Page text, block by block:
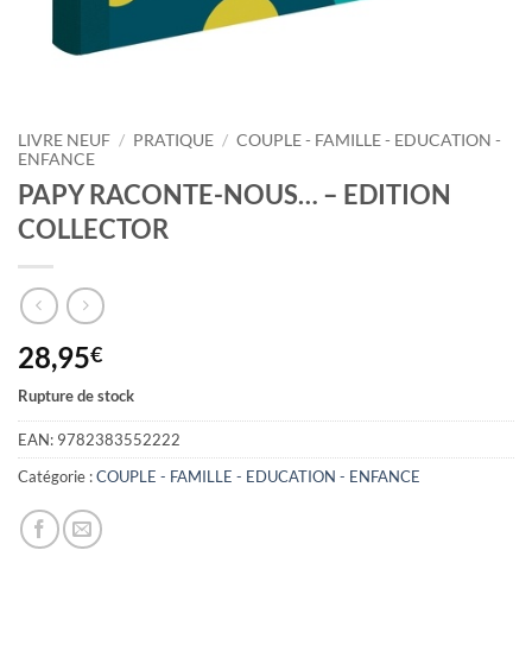
LIVRE NEUF / PRATIQUE / COUPLE - FAMILLE - EDUCATION -
ENFANCE
PAPY RACONTE-NOUS… – EDITION
COLLECTOR
28,95€
Rupture de stock
EAN: 9782383552222
Catégorie :COUPLE - FAMILLE - EDUCATION - ENFANCE